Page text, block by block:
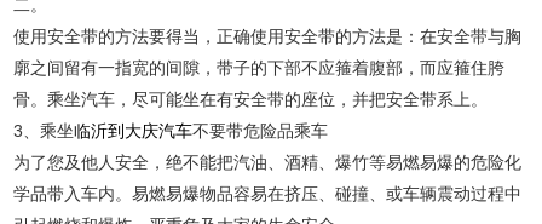
二。
使用安全带的方法要得当，正确使用安全带的方法是：在安全带与胸
廓之间留有一指宽的间隙，带子的下部不应箍着腹部，而应箍住胯
骨。乘坐汽车，尽可能坐在有安全带的座位，并把安全带系上。
3、乘坐临沂到大庆汽车不要带危险品乘车
为了您及他人安全，绝不能把汽油、酒精、爆竹等易燃易爆的危险化
学品带入车内。易燃易爆物品容易在挤压、碰撞、或车辆震动过程中